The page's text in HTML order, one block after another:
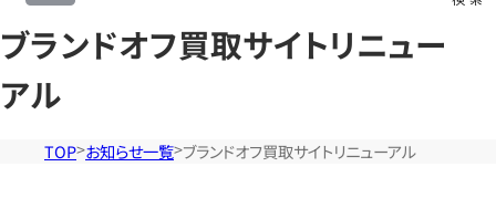
ブランドオフ買取サイトリニュー
アル
TOP お知らせ一覧 ブランドオフ買取サイトリニューアル